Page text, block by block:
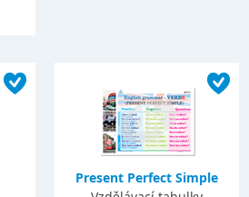
Present Perfect Simple